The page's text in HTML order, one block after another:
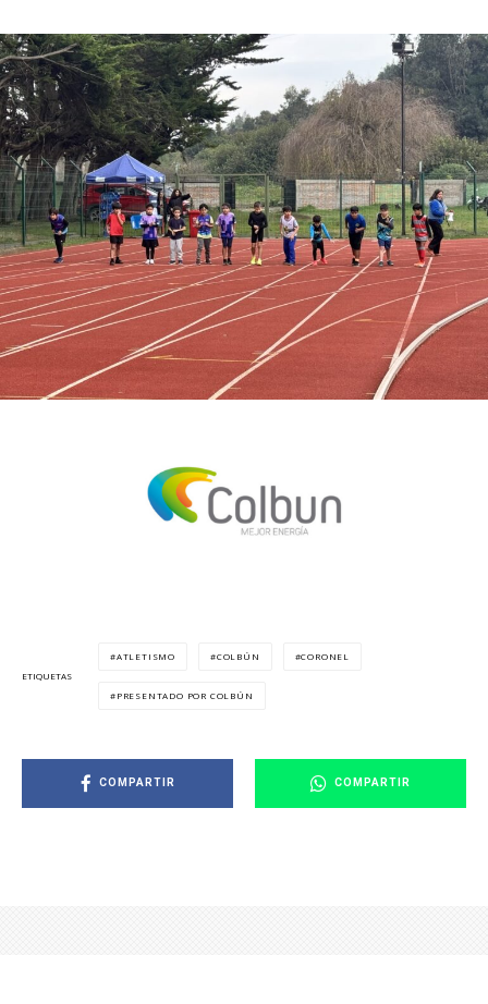
ETIQUETAS
ATLETISMO COLBÚN CORONEL
PRESENTADO POR COLBÚN
COMPARTIR COMPARTIR